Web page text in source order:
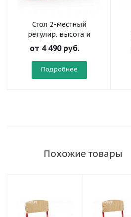
Стол 2-местный
регулир. высота и
наклон столешницы 0-
7° с нишей на
прямоугольной трубе
от 4 490 руб.
Подробнее
Похожие товары